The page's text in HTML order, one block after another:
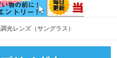
調光レンズ（サングラス）